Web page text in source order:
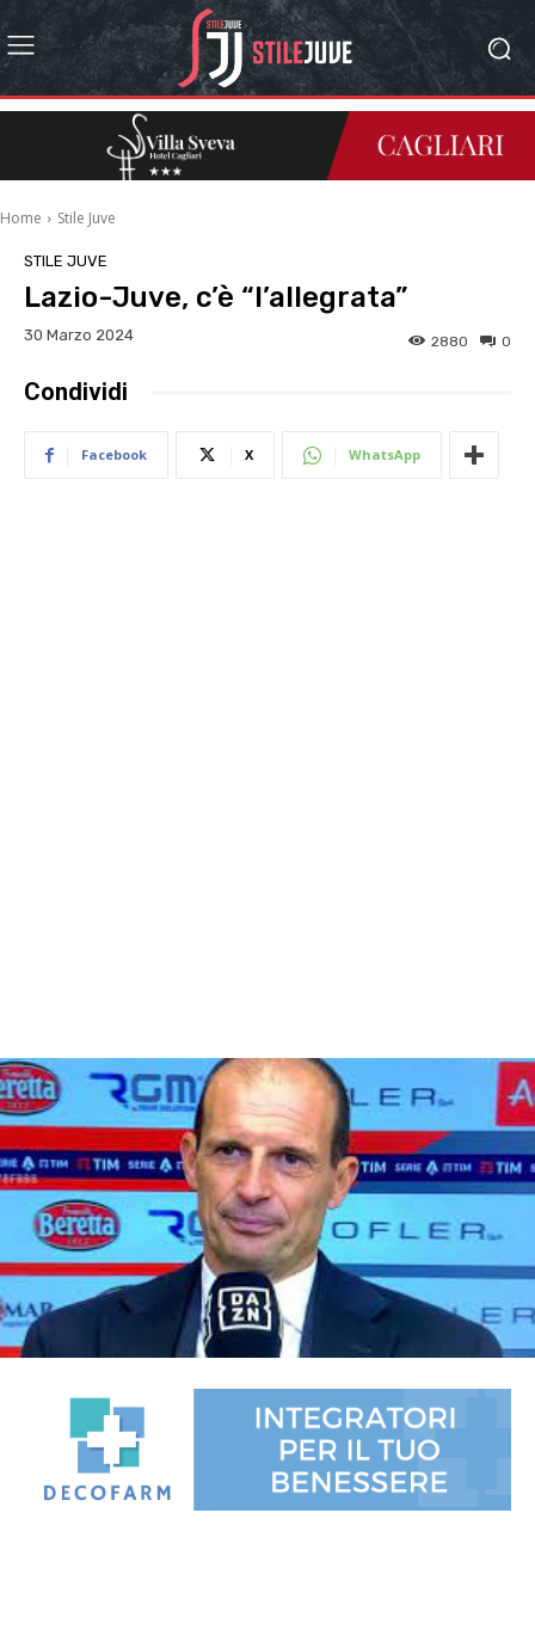
Home Stile Juve
STILE JUVE
Lazio-Juve, c’è “l’allegrata”
30 Marzo 2024 0
2880
Condividi
Facebook X WhatsApp